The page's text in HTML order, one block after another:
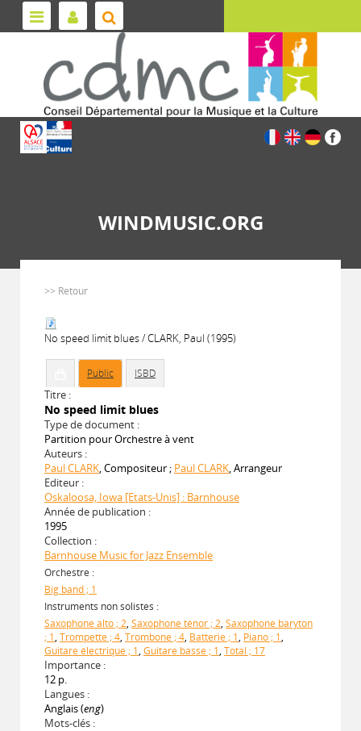
WINDMUSIC.ORG
>> Retour
No speed limit blues / CLARK, Paul (1995)
Public ISBD
Titre :
No speed limit blues
Type de document :
Partition pour Orchestre à vent
Auteurs :
Paul CLARK, Compositeur ; Paul CLARK, Arrangeur
Editeur :
Oskaloosa, Iowa [Etats-Unis] : Barnhouse
Année de publication :
1995
Collection :
Barnhouse Music for Jazz Ensemble
Orchestre :
Big band ; 1
Instruments non solistes :
Saxophone alto ; 2, Saxophone ténor ; 2, Saxophone baryton
; 1, Trompette ; 4, Trombone ; 4, Batterie ; 1, Piano ; 1,
Guitare électrique ; 1, Guitare basse ; 1, Total ; 17
Importance :
12 p.
Langues :
Anglais (eng)
Mots-clés :